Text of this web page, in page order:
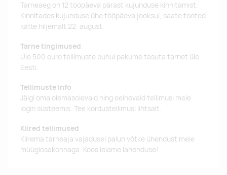
Tarneaeg on 12 tööpäeva pärast kujunduse kinnitamist.
Kinnitades kujunduse ühe tööpäeva jooksul, saate tooted
kätte hiljemalt 22. august.
Tarne tingimused
Üle 500 euro tellimuste puhul pakume tasuta tarnet üle
Eesti.
Tellimuste info
Jälgi oma olemasolevaid ning eelnevaid tellimusi meie
login süsteemis. Tee kordustellimusi lihtsalt.
Kiired tellimused
Kiirema tarneaja vajadusel palun võtke ühendust meie
müügiosakonnaga. Koos leiame lahenduse!